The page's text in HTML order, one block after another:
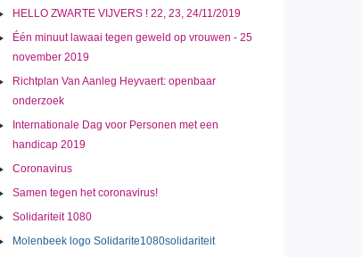
HELLO ZWARTE VIJVERS ! 22, 23, 24/11/2019
Één minuut lawaai tegen geweld op vrouwen - 25
november 2019
Richtplan Van Aanleg Heyvaert: openbaar
onderzoek
Internationale Dag voor Personen met een
handicap 2019
Coronavirus
Samen tegen het coronavirus!
Solidariteit 1080
Molenbeek logo Solidarite1080solidariteit